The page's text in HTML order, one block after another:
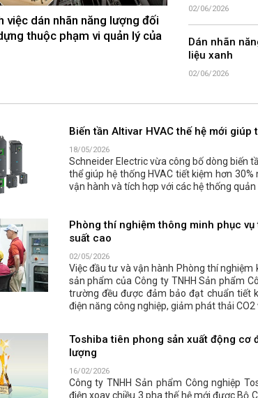
việc dán nhãn năng lượng đối
thuộc phạm vi quản lý của
02/06/2026
Dán nhãn
liệu xanh
02/06/2026
Biến tần Altivar HVAC thế hệ mới giúp
18/05/2026
Schneider Electric vừa công bố dòng biến
thể giúp hệ thống HVAC tiết kiệm hơn
vận hành và tích hợp với các hệ thống quản
Phòng thí nghiệm thông minh phục
suất cao
02/05/2026
Việc đầu tư và vận hành Phòng thí
sản phẩm của Công ty TNHH Sản phẩm
trường đều được đảm bảo đạt chuẩn tiết
điện năng công nghiệp, giảm phát thải
Toshiba tiên phong sản xuất động cơ
lượng
16/02/2026
Công ty TNHH Sản phẩm Công nghiệp